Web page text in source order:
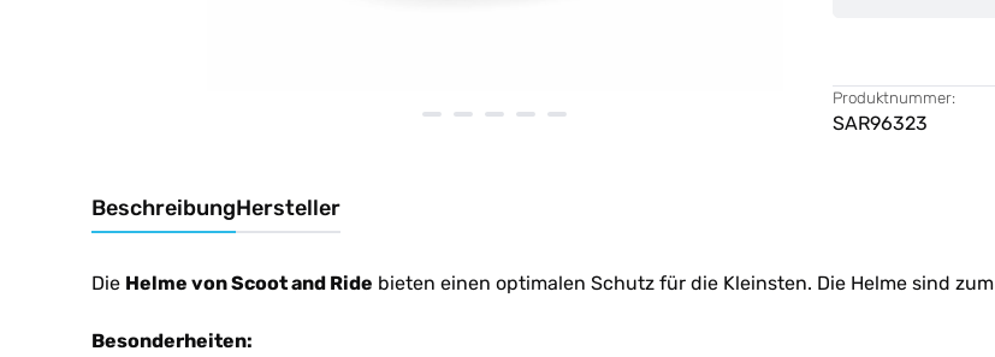
Produktnummer:
SAR96323
BeschreibungHersteller
Die Helme von Scoot and Ride bieten einen optimalen Schutz für die Kleinsten. Die Helme sind zum
Besonderheiten: